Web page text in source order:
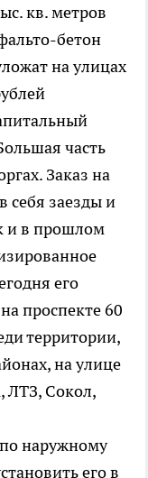
кв. метров
бетон
на улицах
часть
Заказ на
себя заезды и
и в прошлом
его
проспекте 60
территории,
на улице
ЛТЗ, Сокол,
наружному
его в